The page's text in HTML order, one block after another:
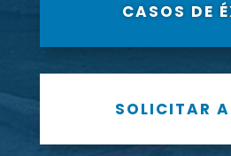
CASOS DE
SOLICITAR